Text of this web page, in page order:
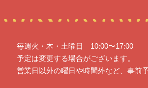
毎週火・木・土曜日 10:00〜17:00
予定は変更する場合がございます。
営業日以外の曜日や時間外など、事前